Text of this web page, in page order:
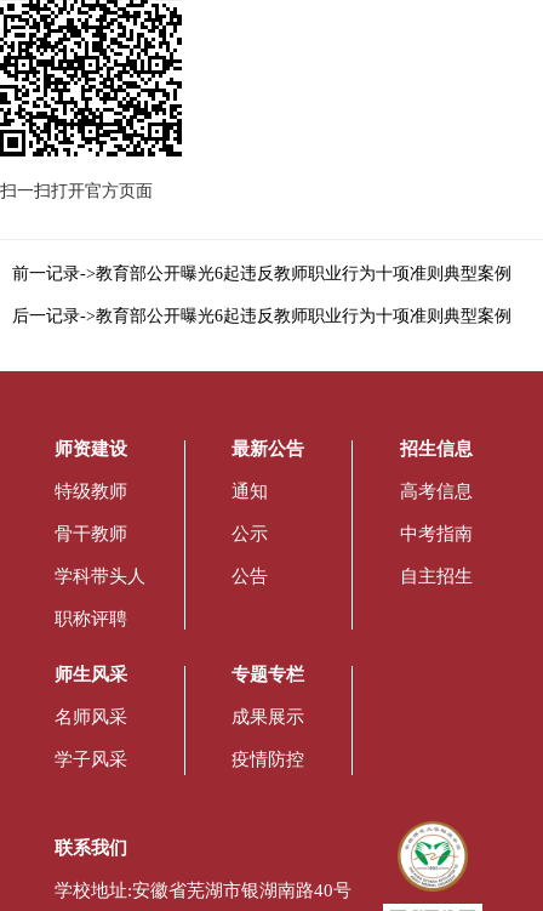
扫一扫打开官方页面
前一记录->教育部公开曝光6起违反教师职业行为十项准则典型案例
后一记录->教育部公开曝光6起违反教师职业行为十项准则典型案例
师资建设
特级教师
骨干教师
学科带头人
职称评聘
最新公告
通知
公示
公告
招生信息
高考信息
中考指南
自主招生
师生风采
名师风采
学子风采
专题专栏
成果展示
疫情防控
联系我们
学校地址:安徽省芜湖市银湖南路40号